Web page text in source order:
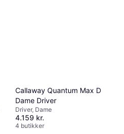
Callaway Quantum Max D
Dame Driver
Driver, Dame
4.159 kr.
4 butikker